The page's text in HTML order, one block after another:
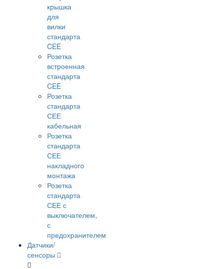
крышка
для
вилки
стандарта
CEE
Розетка
встроенная
стандарта
CEE
Розетка
стандарта
СЕЕ
кабельная
Розетка
стандарта
СЕЕ
накладного
монтажа
Розетка
стандарта
СЕЕ с
выключателем,
с
предохранителем
Датчики/
сенсоры